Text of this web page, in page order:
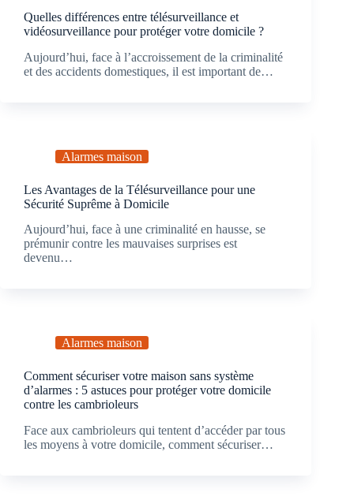
Quelles différences entre télésurveillance et
vidéosurveillance pour protéger votre domicile ?
Aujourd’hui, face à l’accroissement de la criminalité
et des accidents domestiques, il est important de…
Alarmes maison
Les Avantages de la Télésurveillance pour une
Sécurité Suprême à Domicile
Aujourd’hui, face à une criminalité en hausse, se
prémunir contre les mauvaises surprises est
devenu…
Alarmes maison
Comment sécuriser votre maison sans système
d’alarmes : 5 astuces pour protéger votre domicile
contre les cambrioleurs
Face aux cambrioleurs qui tentent d’accéder par tous
les moyens à votre domicile, comment sécuriser…